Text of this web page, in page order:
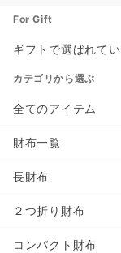
For Gift
ギフトで選ばれて
カテゴリから選ぶ
全てのアイテム
財布一覧
長財布
２つ折り財布
コンパクト財布